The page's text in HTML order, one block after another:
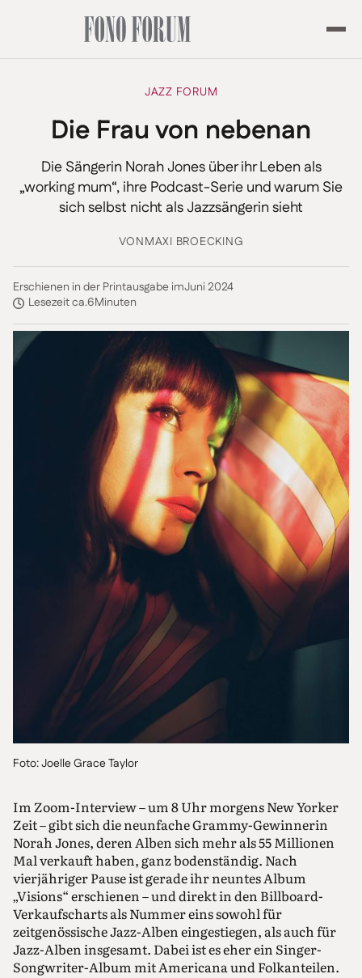
JAZZ FORUM
Die Frau von nebenan
Die Sängerin Norah Jones über ihr Leben als
„working mum“, ihre Podcast-Serie und warum Sie
sich selbst nicht als Jazzsängerin sieht
VONMAXI BROECKING
Erschienen in der Printausgabe imJuni 2024
Lesezeit ca.6Minuten
Foto: Joelle Grace Taylor
Im Zoom-Interview – um 8 Uhr morgens New Yorker
Zeit – gibt sich die neunfache Grammy-Gewinnerin
Norah Jones, deren Alben sich mehr als 55 Millionen
Mal verkauft haben, ganz bodenständig. Nach
vierjähriger Pause ist gerade ihr neuntes Album
„Visions“ erschienen – und direkt in den Billboard-
Verkaufscharts als Nummer eins sowohl für
zeitgenössische Jazz-Alben eingestiegen, als auch für
Jazz-Alben insgesamt. Dabei ist es eher ein Singer-
Songwriter-Album mit Americana und Folkanteilen.